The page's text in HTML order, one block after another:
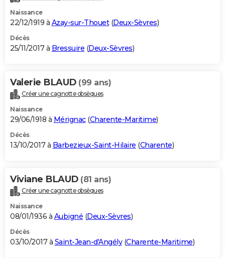
Naissance
22/12/1919 à Azay-sur-Thouet(Deux-Sèvres)
Décès
25/11/2017 à Bressuire (Deux-Sèvres)
Valerie BLAUD (99 ans)
Créer une cagnotte obsèques
Naissance
29/06/1918 à Mérignac(Charente-Maritime)
Décès
13/10/2017 à Barbezieux-Saint-Hilaire (Charente)
Viviane BLAUD (81 ans)
Créer une cagnotte obsèques
Naissance
08/01/1936 à Aubigné (Deux-Sèvres)
Décès
03/10/2017 à Saint-Jean-d'Angély(Charente-Maritime)